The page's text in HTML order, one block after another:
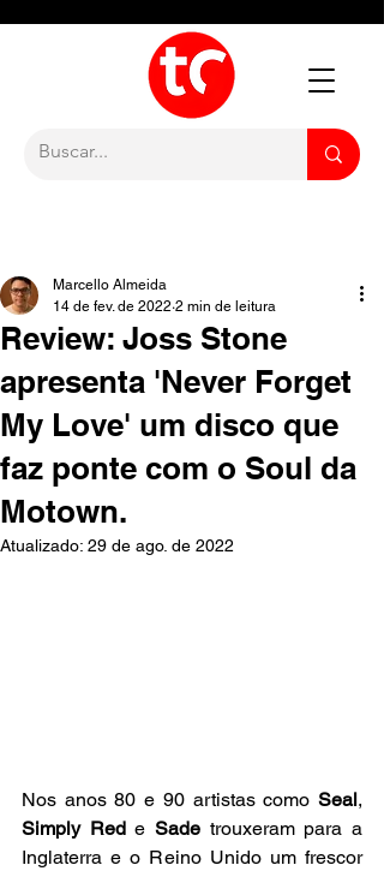
Review: Joss Stone
apresenta 'Never Forget
My Love' um disco que
faz ponte com o Soul da
Motown.
Marcello Almeida
14 de fev. de 2022 2 min de leitura
Atualizado: 29 de ago. de 2022
Nos anos 80 e 90 artistas como Seal
Simply Red e Sade trouxeram para a
Inglaterra e o Reino Unido um frescor